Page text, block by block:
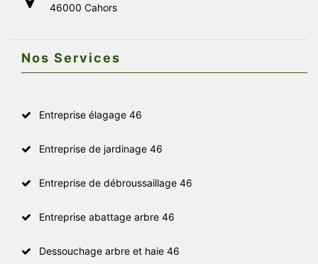
46000 Cahors
Nos Services
Entreprise élagage 46
Entreprise de jardinage 46
Entreprise de débroussaillage 46
Entreprise abattage arbre 46
Dessouchage arbre et haie 46